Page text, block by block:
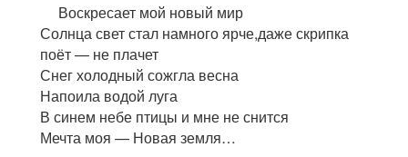
Воскресает мой новый мир
Солнца свет стал намного ярче,даже скрипка
поёт — не плачет
Снег холодный сожгла весна
Напоила водой луга
В синем небе птицы и мне не снится
Мечта моя — Новая земля…